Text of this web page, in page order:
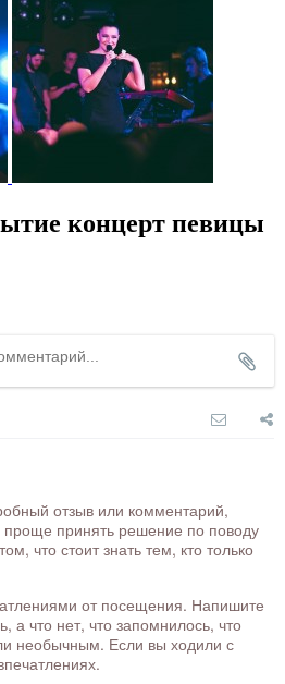
концерт певицы
отзыв или комментарий,
принять решение по поводу
что стоит знать тем, кто только
от посещения. Напишите
а что нет, что запомнилось, что
необычным. Если вы ходили с